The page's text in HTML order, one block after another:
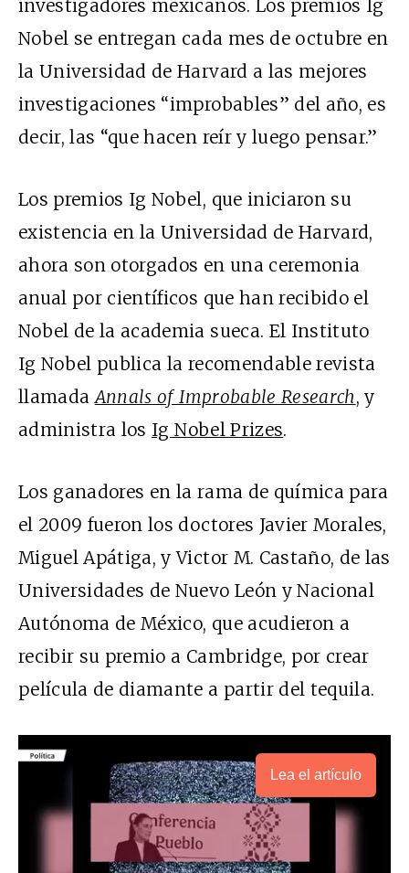
investigadores mexicanos. Los premios Ig
Nobel se entregan cada mes de octubre en
la Universidad de Harvard a las mejores
investigaciones “improbables” del año, es
decir, las “que hacen reír y luego pensar.”
Los premios Ig Nobel, que iniciaron su
existencia en la Universidad de Harvard,
ahora son otorgados en una ceremonia
anual por científicos que han recibido el
Nobel de la academia sueca. El Instituto
Ig Nobel publica la recomendable revista
llamadaAnnals of Improbable Research, y
administra los Ig Nobel Prizes.
Los ganadores en la rama de química para
el 2009 fueron los doctores Javier Morales,
Miguel Apátiga, y Victor M. Castaño, de las
Universidades de Nuevo León y Nacional
Autónoma de México, que acudieron a
recibir su premio a Cambridge, por crear
película de diamante a partir del tequila.
Lea el artículo